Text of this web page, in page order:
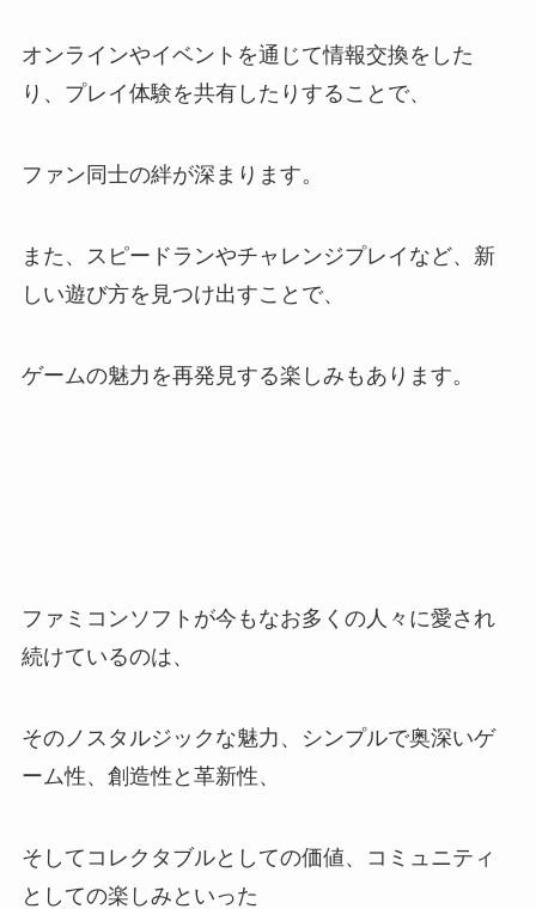
オンラインやイベントを通じて情報交換をした
り、プレイ体験を共有したりすることで、
ファン同士の絆が深まります。
また、スピードランやチャレンジプレイなど、新
しい遊び方を見つけ出すことで、
ゲームの魅力を再発見する楽しみもあります。
ファミコンソフトが今もなお多くの人々に愛され
続けているのは、
そのノスタルジックな魅力、シンプルで奥深いゲ
ーム性、創造性と革新性、
そしてコレクタブルとしての価値、コミュニティ
としての楽しみといった